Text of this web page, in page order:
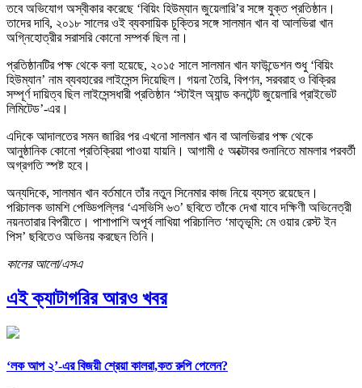
তবে অভিযোগ অস্বীকার করেছে ‘বিয়িং হিউম্যান জুয়েলারি’র সঙ্গে যুক্ত প্রতিষ্ঠান।
তাদের দাবি, ২০১৮ সালের ওই ব্যবসায়িক চুক্তির সঙ্গে সালমান খান বা আলভিরা খান
অগ্নিহোত্রীর সরাসরি কোনো সম্পর্ক ছিল না।
প্রতিষ্ঠানটির পক্ষ থেকে বলা হয়েছে, ২০১৫ সালে সালমান খান ফাউন্ডেশন শুধু ‘বিয়িং
হিউম্যান’ নাম ব্যবহারের লাইসেন্স দিয়েছিল। গয়না তৈরি, বিপণন, সরবরাহ ও বিক্রির
সম্পূর্ণ দায়িত্ব ছিল লাইসেন্সধারী প্রতিষ্ঠান ‘স্টাইল অ্যান্ড কনটেন্ট জুয়েলারি প্রাইভেট
লিমিটেড’-এর।
এদিকে আদালতের সমন জারির পর এখনো সালমান খান বা আলভিরার পক্ষ থেকে
আনুষ্ঠানিক কোনো প্রতিক্রিয়া পাওয়া যায়নি। আগামী ৫ অক্টোবর শুনানিতে মামলার পরবর্তী
অগ্রগতি স্পষ্ট হবে।
অন্যদিকে, সালমান খান বর্তমানে তাঁর নতুন সিনেমার কাজ নিয়ে ব্যস্ত রয়েছেন।
পরিচালক ভামশি পেড্ডিপল্লির ‘এসভিসি ৬৩’ ছবিতে তাঁকে দেখা যাবে দক্ষিণী অভিনেত্রী
নয়নতারার বিপরীতে। পাশাপাশি অপূর্ব লাখিয়া পরিচালিত ‘মাতৃভূমি: মে ওয়ার রেস্ট ইন
পিস’ ছবিতেও অভিনয় করছেন তিনি।
কালের আলো/এসএ
এই ক্যাটাগরির আরও খবর
‘লক আপ ২’-এর বিজয়ী শ্রেয়া কালরা,কত রুপি পেলেন?